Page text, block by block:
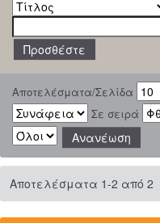
Αποτελέσματα/Σελίδα
Σε σειρά
Αποτελέσματα 1-2 από 2